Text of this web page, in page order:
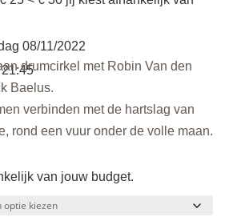
08/11/2022
21:45drumcirkel met Robin Van den
Baelus.
verbinden met de hartslag van
rond een vuur onder de volle maan.
van jouw budget.